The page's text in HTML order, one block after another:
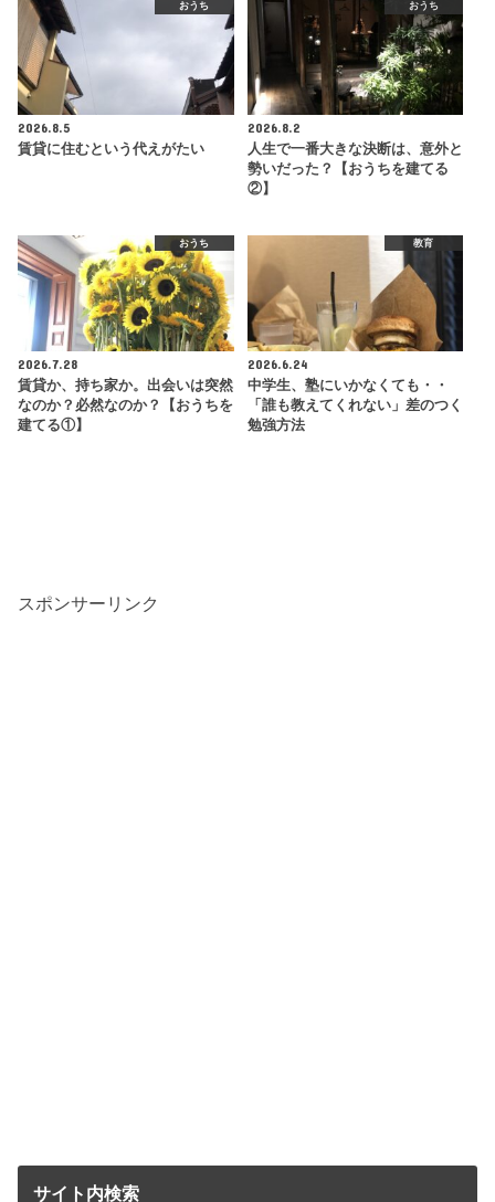
おうち
2026.8.5
賃貸に住むという代えがたい
おうち
2026.8.2
人生で一番大きな決断は、意外と
勢いだった？【おうちを建てる
②】
おうち
2026.7.28
賃貸か、持ち家か。出会いは突然
なのか？必然なのか？【おうちを
建てる①】
教育
2026.6.24
中学生、塾にいかなくても・・
「誰も教えてくれない」差のつく
勉強方法
スポンサーリンク
サイト内検索